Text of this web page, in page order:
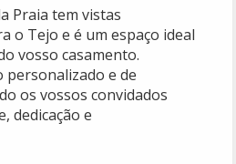
Praia tem vistas
o Tejo e é um espaço ideal
vosso casamento.
personalizado e de
os vossos convidados
dedicação e